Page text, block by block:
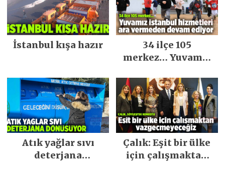
İstanbul kışa hazır
34 ilçe 105
merkez… Yuvamız
ara vermeden
devam ediyor
Atık yağlar sıvı
deterjana
Çalık: Eşit bir ülke
için çalışmaktan